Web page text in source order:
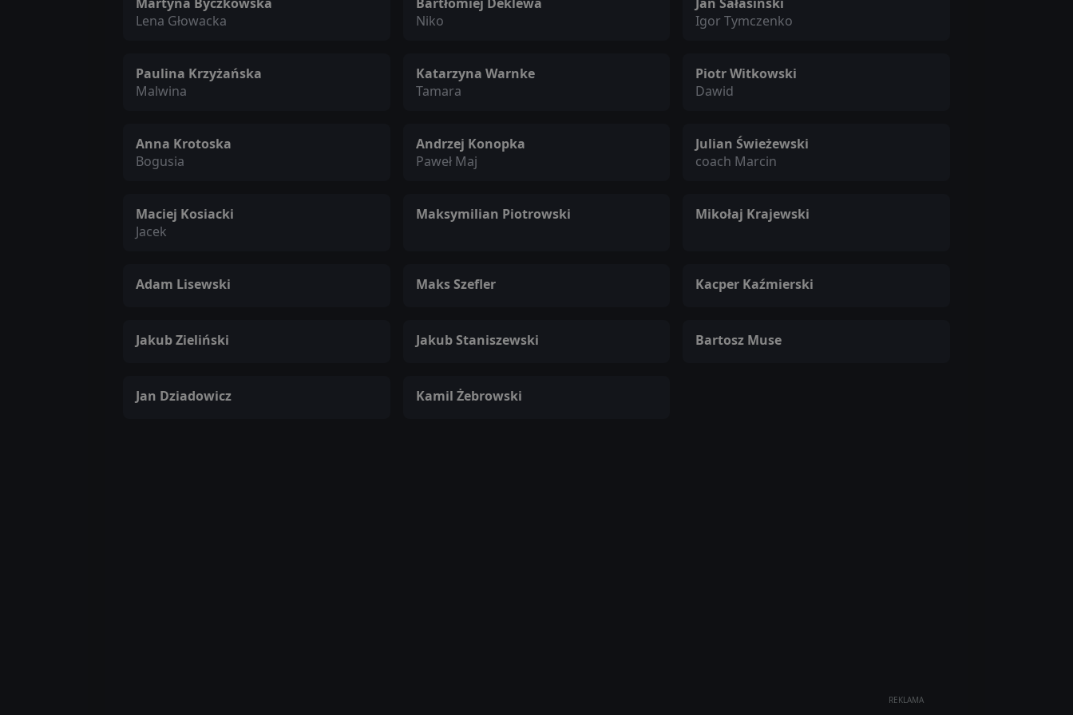
Lena Głowacka
Niko
Igor Tymczenko
Paulina Krzyżańska
Malwina
Katarzyna Warnke
Tamara
Piotr Witkowski
Dawid
Anna Krotoska
Bogusia
Andrzej Konopka
Paweł Maj
Julian Świeżewski
coach Marcin
Maciej Kosiacki
Jacek
Maksymilian Piotrowski Mikołaj Krajewski
Adam Lisewski Maks Szefler Kacper Kaźmierski
Jakub Zieliński Jakub Staniszewski Bartosz Muse
Jan Dziadowicz Kamil Żebrowski
REKLAMA